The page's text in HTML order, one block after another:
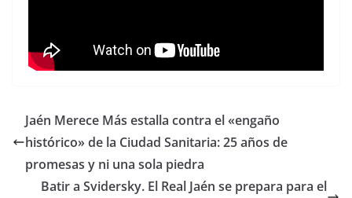
Jaén Merece Más estalla contra el «engaño
histórico» de la Ciudad Sanitaria: 25 años de
promesas y ni una sola piedra
Batir a Svidersky. El Real Jaén se prepara para el